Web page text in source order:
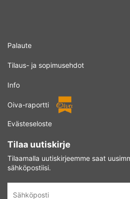
Palaute
Tilaus- ja sopimusehdot
Info
Oiva-raportti
Evästeseloste
Tilaa uutiskirje
Tilaamalla uutiskirjeemme saat
sähköpostiisi.